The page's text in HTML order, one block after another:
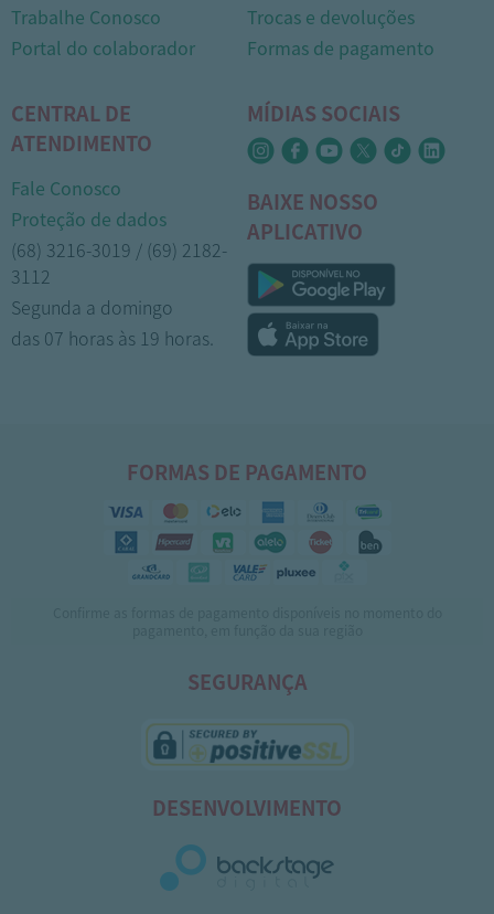
1
Trabalhe Conosco
Portal do colaborador
Trocas e devoluções
Formas de pagamento
CENTRAL DE
ATENDIMENTO
Fale Conosco
Proteção de dados
(68) 3216-3019 / (69) 2182-
3112
Segunda a domingo
das 07 horas às 19 horas.
MÍDIAS SOCIAIS
BAIXE NOSSO
APLICATIVO
FORMAS DE PAGAMENTO
SEGURANÇA
DESENVOLVIMENTO